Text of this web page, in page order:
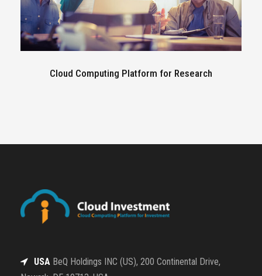
Cloud Computing Platform for Research
USA BeQ Holdings INC (US), 200 Continental Drive,